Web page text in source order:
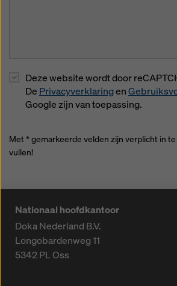
Deze website wordt door
De Privacyverklaringen
Google zijn van toepassing.
Met * gemarkeerde velden zijn verplicht in te
vullen!
Nationaal hoofdkantoor
Doka Nederland B.V.
Longobardenweg 11
5342 PLOss